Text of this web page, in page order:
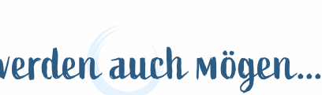
auch mögen...